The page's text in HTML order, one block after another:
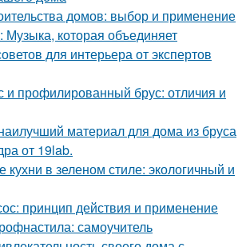
домов: выбор и применение
которая объединяет
для интерьера от экспертов
и профилированный брус: отличия и
материал для дома из бруса
от 19lab.
в зеленом стиле: экологичный и
принцип действия и применение
самоучитель